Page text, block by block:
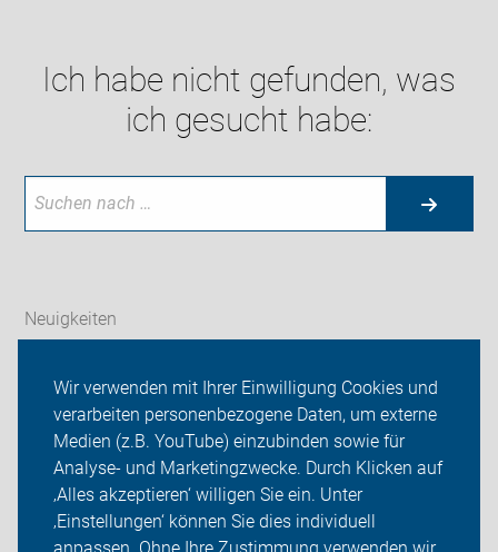
Wir verwenden mit Ihrer Einwilligung Cookies und
verarbeiten personenbezogene Daten, um externe
Medien (z.B. YouTube) einzubinden sowie für
Analyse- und Marketingzwecke. Durch Klicken auf
‚Alles akzeptieren‘ willigen Sie ein. Unter
‚Einstellungen‘ können Sie dies individuell
Ich habe nicht gefunden, was
ich gesucht habe:
Neuigkeiten
Radtouren und Termine
Sei dabei
Presse